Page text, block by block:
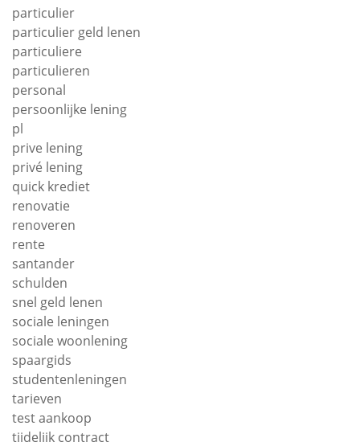
particulier
particulier geld lenen
particuliere
particulieren
personal
persoonlijke lening
pl
prive lening
privé lening
quick krediet
renovatie
renoveren
rente
santander
schulden
snel geld lenen
sociale leningen
sociale woonlening
spaargids
studentenleningen
tarieven
test aankoop
tijdelijk contract